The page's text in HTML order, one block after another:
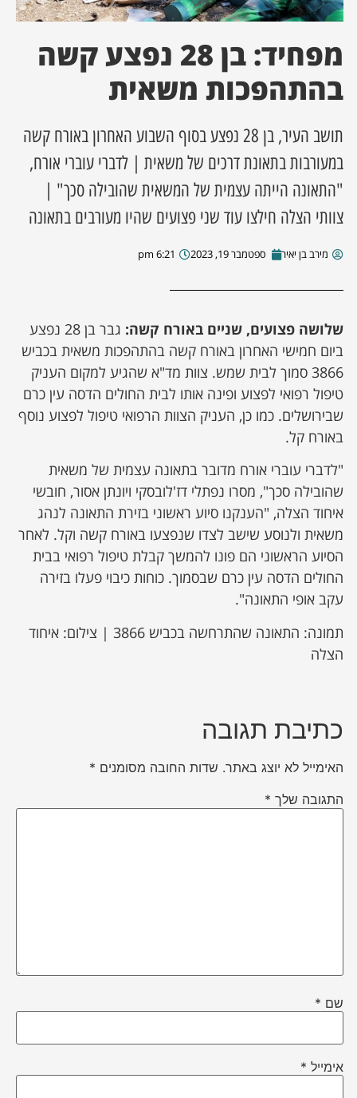
השבוע
מקומית
מפחיד: בן 28 נפצע קשה
בהתהפכות משאית
תושב העיר, בן 28 נפצע בסוף השבוע האחרון באורח קשה
במעורבות בתאונת דרכים של משאית | לדברי עוברי אורח,
"התאונה הייתה עצמית של המשאית שהובילה סכך" |
צוותי הצלה חילצו עוד שני פצועים שהיו מעורבים בתאונה
מירב בן יאיר ספטמבר 19, 2023 6:21 pm
שלושה פצועים, שניים באורח קשה:
גבר בן 28 נפצע
ביום חמישי האחרון באורח קשה בהתהפכות משאית בכביש
3866 סמוך לבית שמש. צוות מד"א שהגיע למקום העניק
טיפול רפואי לפצוע ופינה אותו לבית החולים הדסה עין כרם
שבירושלים. כמו כן, העניק הצוות הרפואי טיפול לפצוע נוסף
באורח קל.
"לדברי עוברי אורח מדובר בתאונה עצמית של משאית
שהובילה סכך", מסרו נפתלי דז'לובסקי ויונתן אסור, חובשי
איחוד הצלה, "הענקנו סיוע ראשוני בזירת התאונה לנהג
משאית ולנוסע שישב לצדו שנפצעו באורח קשה וקל. לאחר
הסיוע הראשוני הם פונו להמשך קבלת טיפול רפואי בבית
החולים הדסה עין כרם שבסמוך. כוחות כיבוי פעלו בזירה
עקב אופי התאונה".
תמונה: התאונה שהתרחשה בכביש 3866 | צילום: איחוד
הצלה
כתיבת תגובה
האימייל לא יוצג באתר. שדות החובה מסומנים *
התגובה שלך *
שם *
אימייל *